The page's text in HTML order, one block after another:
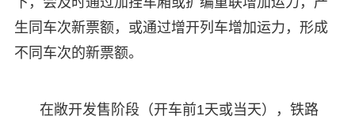
生同车次新票额，或通过增开列车增加运力，形成
不同车次的新票额。
在敞开发售阶段（开车前1天或当天），铁路